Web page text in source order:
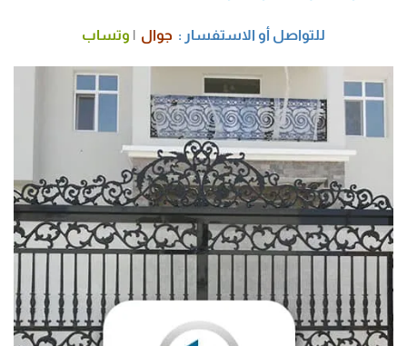
للتواصل أو الاستفسار : جوال | وتساب